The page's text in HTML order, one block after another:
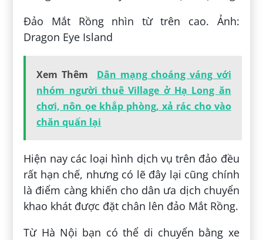
Đảo Mắt Rồng nhìn từ trên cao. Ảnh:
Dragon Eye Island
Xem Thêm
Dân mạng choáng váng với
nhóm người thuê Village ở Hạ Long ăn
chơi, nôn ọe khắp phòng, xả rác cho vào
chăn quấn lại
Hiện nay các loại hình dịch vụ trên đảo đều
rất hạn chế, nhưng có lẽ đây lại cũng chính
là điểm càng khiến cho dân ưa dịch chuyển
khao khát được đặt chân lên đảo Mắt Rồng.
Từ Hà Nội bạn có thể di chuyển bằng xe